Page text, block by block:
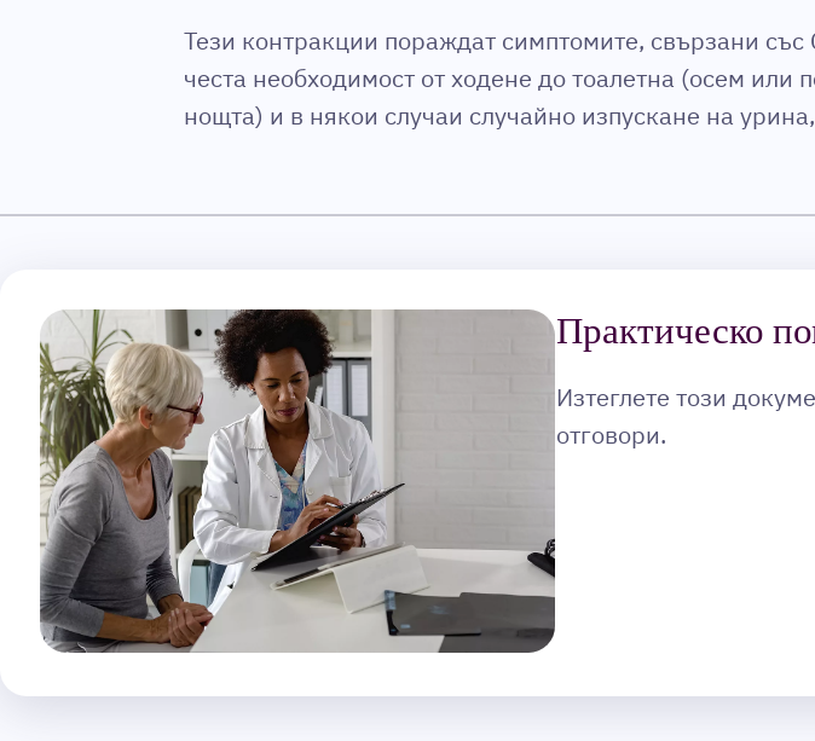
Тези контракции пораждат симптомите, свързани
честа необходимост от ходене до тоалетна (осем или
нощта) и в някои случаи случайно изпускане на
Практическо
Изтеглете този
отговори.